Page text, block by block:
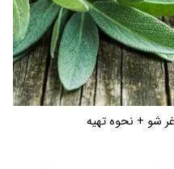
شو + نحوه تهیه